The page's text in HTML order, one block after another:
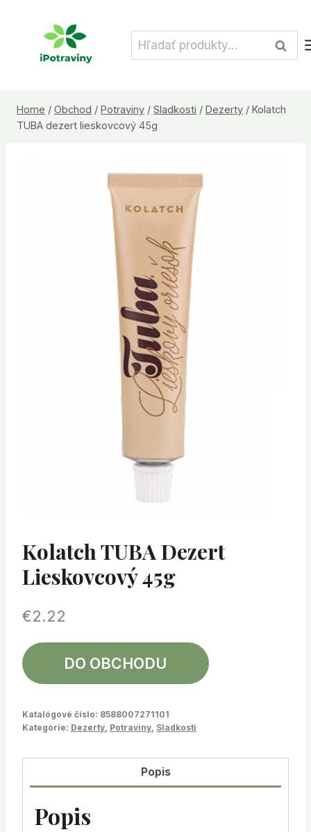
Hľadať:
Home / Obchod / Potraviny / Sladkosti / Dezerty / Kolatch
TUBA dezert lieskovcový 45g
Kolatch TUBA Dezert
Lieskovcový 45g
€2.22
DO OBCHODU
Katalógové číslo: 8588007271101
Kategórie: Dezerty Potraviny Sladkosti
Popis
Popis